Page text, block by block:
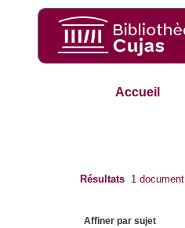
Accueil
Résultats 1 document
Affiner par sujet